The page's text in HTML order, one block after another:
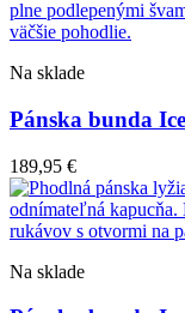
Na sklade
Pánska bunda
189,95 €
Na sklade